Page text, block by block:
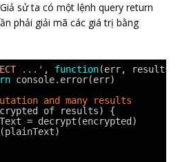
sử ta có một lệnh query return
phải giải mã các giá trị bằng
...' , function(err, results)
console.error(err)
and many results
of results) {
= decrypt(encrypted)